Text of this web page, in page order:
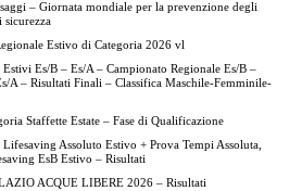
– Giornata mondiale per la prevenzione degli
sicurezza
Estivo di Categoria 2026 vl
Es/B – Es/A – Campionato Regionale Es/B –
A – Risultati Finali – Classifica Maschile-Femminile-
Staffette Estate – Fase di Qualificazione
Assoluto Estivo + Prova Tempi Assoluta,
EsB Estivo – Risultati
ACQUE LIBERE 2026 – Risultati